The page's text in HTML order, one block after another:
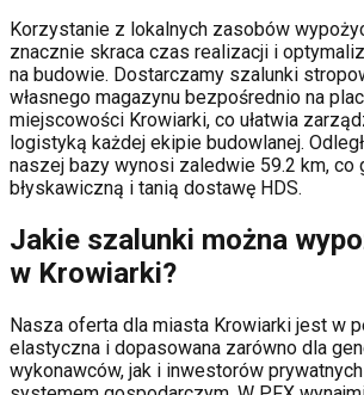
Korzystanie z lokalnych zasobów
znacznie skraca czas realizacji i
na budowie. Dostarczamy szalunki
własnego magazynu bezpośrednio na
miejscowości Krowiarki, co ułatwia
logistyką każdej ekipie budowlanej.
naszej bazy wynosi zaledwie 59.2 km, co
błyskawiczną i tanią dostawę HDS.
Jakie szalunki można
w Krowiarki?
Nasza oferta dla miasta Krowiarki jest w
elastyczna i dopasowana zarówno dla
wykonawców, jak i inwestorów